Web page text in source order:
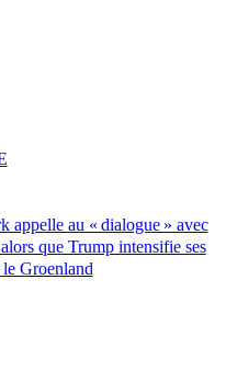
appelle au « dialogue » avec
que Trump intensifie ses
le Groenland